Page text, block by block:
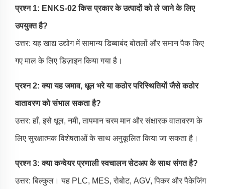
प्रश्न 1: ENKS-02 किस प्रकार के उत्पादों को ले जाने के लिए
उपयुक्त है?
उत्तर: यह खाद्य उद्योग में सामान्य डिब्बाबंद बोतलों और समान पैक किए
गए माल के लिए डिज़ाइन किया गया है।
प्रश्न 2: क्या यह जमाव, धूल भरे या कठोर परिस्थितियों जैसे कठोर
वातावरण को संभाल सकता है?
उत्तर: हाँ, इसे धूल, नमी, तापमान चरम मान और संक्षारक वातावरण के
लिए सुरक्षात्मक विशेषताओं के साथ अनुकूलित किया जा सकता है।
प्रश्न 3: क्या कन्वेयर प्रणाली स्वचालन सेटअप के साथ संगत है?
उत्तर: बिल्कुल। यह PLC, MES, रोबोट, AGV, पिकर और पैकेजिंग